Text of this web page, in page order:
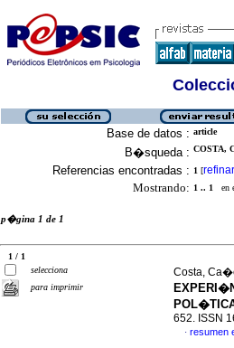
Base de datos : article
B�squeda : COSTA,
Referencias encontradas : 1 [refinar
Mostrando: 1 .. 1 en
p�gina 1 de 1
1 / 1
selecciona
para imprimir
Costa,
652. ISSN
· resumen